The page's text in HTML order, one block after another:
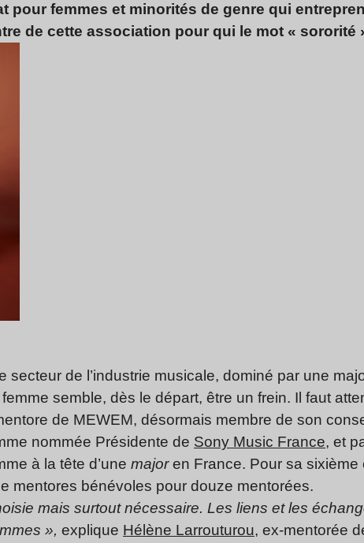
pour femmes et minorités de genre qui
de cette association pour qui le mot « sororité
secteur de l’industrie musicale, dominé par une
semble, dès le départ, être un frein. Il faut
de MEWEM, désormais membre de son
nommée Présidente de Sony Music France, et
à la tête d’une majoren France. Pour sa sixième
mentores bénévoles pour douze mentorées.
mais surtout nécessaire. Les liens et les
», explique Hélène Larrouturou, ex-mentorée